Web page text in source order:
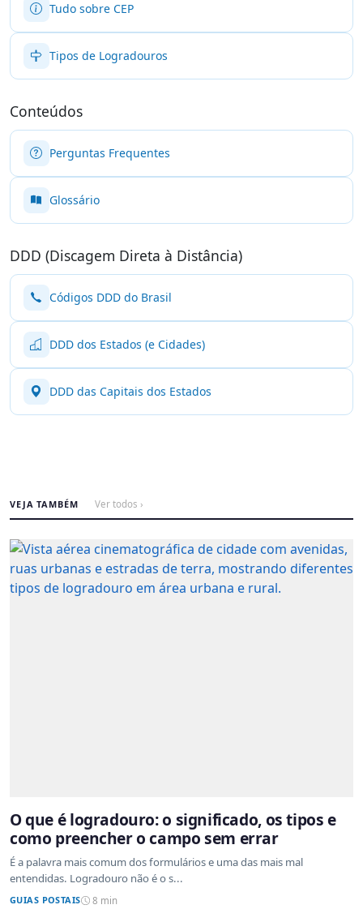
Tudo sobre CEP
Tipos de Logradouros
Conteúdos
Perguntas Frequentes
Glossário
DDD (Discagem Direta à Distância)
Códigos DDD do Brasil
DDD dos Estados (e Cidades)
DDD das Capitais dos Estados
VEJA TAMBÉM Ver todos ›
O que é logradouro: o significado, os tipos e
como preencher o campo sem errar
É a palavra mais comum dos formulários e uma das mais mal
entendidas. Logradouro não é o s...
GUIAS POSTAIS 8 min